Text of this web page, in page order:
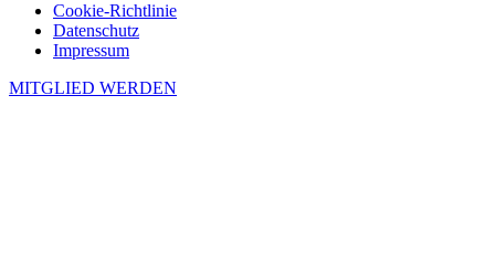
Cookie-Richtlinie
Datenschutz
Impressum
MITGLIED WERDEN